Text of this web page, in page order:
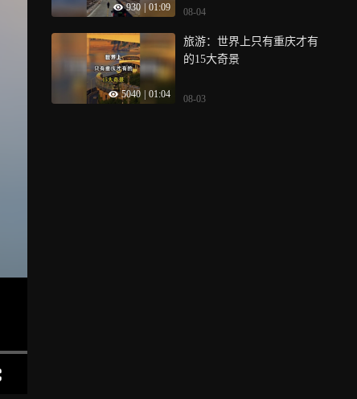
930 01:09 08-04
5040 01:04
旅游：世界上只有重庆才有
的15大奇景
08-03